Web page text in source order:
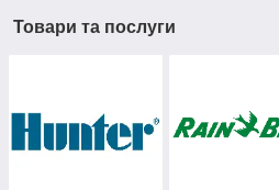
Товари та послуги